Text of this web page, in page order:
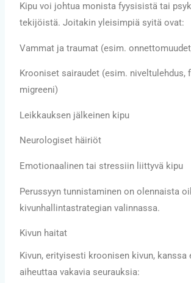
Kipu voi johtua monista fyysisistä tai
tekijöistä. Joitakin yleisimpiä syitä ovat:
Vammat ja traumat (esim.
Krooniset sairaudet (esim. niveltulehdus,
migreeni)
Leikkauksen jälkeinen kipu
Neurologiset häiriöt
Emotionaalinen tai stressiin liittyvä kipu
Perussyyn tunnistaminen on olennaista
kivunhallintastrategian valinnassa.
Kivun haitat
Kivun, erityisesti kroonisen kivun, kanssa
aiheuttaa vakavia seurauksia: